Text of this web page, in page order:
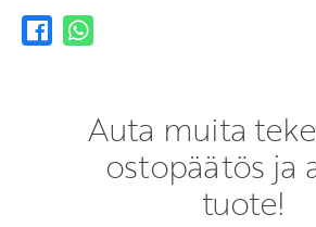
Auta muita
ostopäätös ja
tuote!